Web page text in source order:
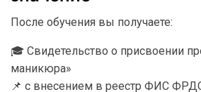
После обучения вы получаете:
🎓 Свидетельство о присвоении
маникюра»
📌 с внесением в реестр ФИС